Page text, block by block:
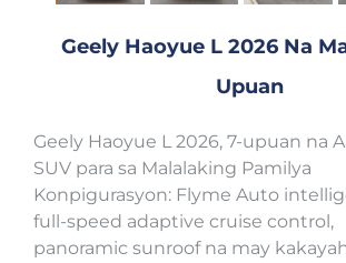
Geely Haoyue L 2026 Na
Upuan
Geely Haoyue L 2026, 7-upuan na
SUV para sa Malalaking Pamilya
Konpigurasyon: Flyme Auto
full-speed adaptive cruise control,
panoramic sunroof na may